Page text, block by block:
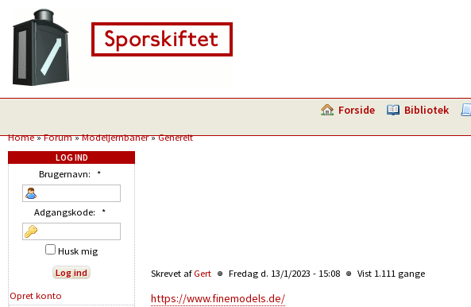
Forside Bibliotek
Home»Forum»Modeljernbaner»Generelt
Skrevet af Gert Fredag d. 13/1/2023 - 15:08 Vist 1.111 gange
https://www.finemodels.de/
LOG IND
Brugernavn: *
Adgangskode: *
Husk mig
Opret konto